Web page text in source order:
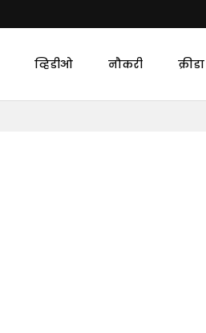
व्हिडीओ नौकरी क्रीडा